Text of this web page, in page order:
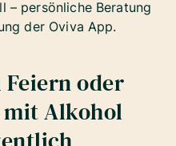
– persönliche Beratung
der Oviva App.
Feiern oder
mit Alkohol